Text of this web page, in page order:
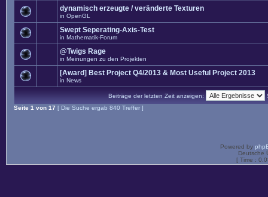
dynamisch erzeugte / veränderte Texturen
in OpenGL
Swept Seperating-Axis-Test
in Mathematik-Forum
@Twigs Rage
in Meinungen zu den Projekten
[Award] Best Project Q4/2013 & Most Useful Project 2013
in News
Beiträge der letzten Zeit anzeigen:
Seite 1 von 17 [ Die Suche ergab 840 Treffer ]
Powered by
Deutsche
[ Time :